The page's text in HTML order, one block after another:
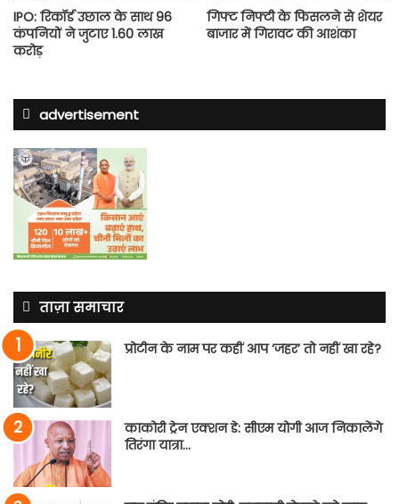
IPO: रिकॉर्ड उछाल के साथ 96
कंपनियों ने जुटाए 1.60 लाख
करोड़
गिफ्ट निफ्टी के फिसलने से शेयर
बाजार में गिरावट की आशंका
advertisement
ताज़ा समाचार
प्रोटीन के नाम पर कहीं आप ‘जहर’ तो नहीं खा रहे?
काकोरी ट्रेन एक्शन डे: सीएम योगी आज निकालेंगे
तिरंगा यात्रा…